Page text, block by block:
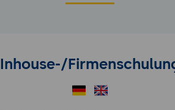
Inhouse-/